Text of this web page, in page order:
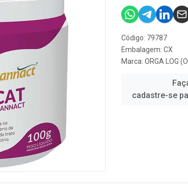
Código: 79787
Embalagem: CX
Marca: ORGA LOG
cadastre-se